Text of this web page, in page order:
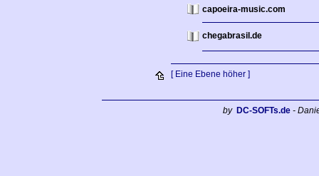
capoeira-music.com
chegabrasil.de
[ Eine Ebene höher ]
by DC-SOFTs.de -